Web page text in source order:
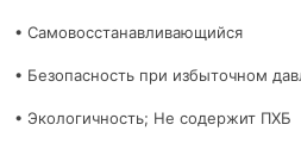
• Самовосстанавливающийся
• Безопасность при избыточном
• Экологичность; Не содержит ПХБ